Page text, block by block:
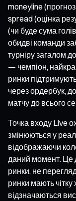
moneyline (прогноз
spread (оцінка
(чи буде сума
обидві команди
турніру загалом
— чемпіон,
ринки
через ордербук,
матчу до всього
Точка входу Live
змінюються у
відображаючи
даний момент. Це
ринки, не
ринки мають чітку
відзначаються